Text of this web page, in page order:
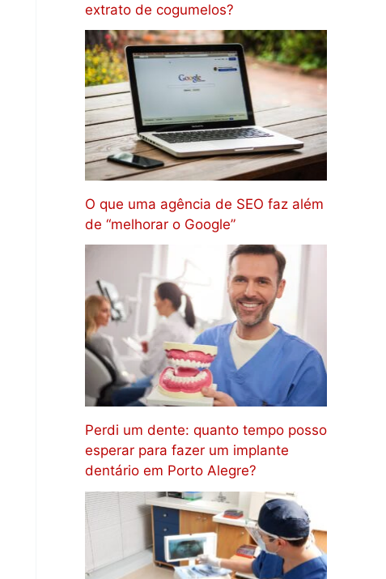
extrato de cogumelos?
O que uma agência de SEO faz além
de “melhorar o Google”
Perdi um dente: quanto tempo posso
esperar para fazer um implante
dentário em Porto Alegre?